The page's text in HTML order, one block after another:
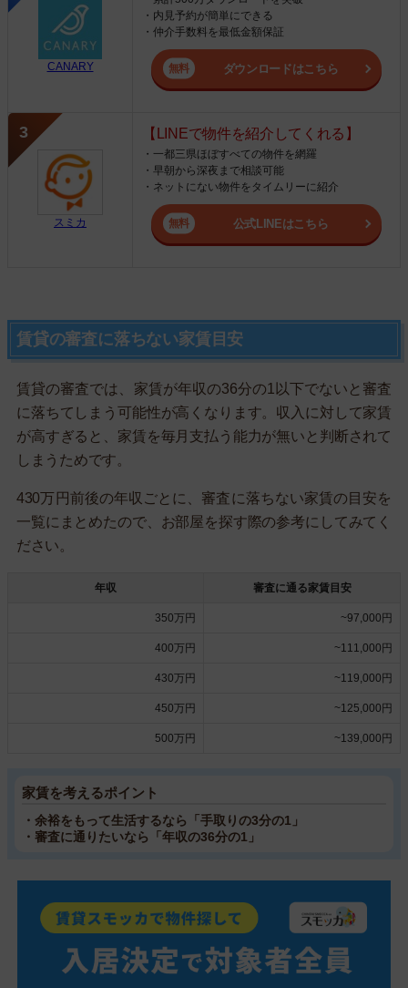
CANARY
・内見予約が簡単にできる
・仲介手数料を最低金額保証
ダウンロードはこちら
スミカ
【LINEで物件を紹介してくれる】
・一都三県ほぼすべての物件を網羅
・早朝から深夜まで相談可能
・ネットにない物件をタイムリーに紹介
公式LINEはこちら
賃貸の審査に落ちない家賃目安
賃貸の審査では、家賃が年収の36分の1以下でないと審査
に落ちてしまう可能性が高くなります。収入に対して家賃
が高すぎると、家賃を毎月支払う能力が無いと判断されて
しまうためです。
430万円前後の年収ごとに、審査に落ちない家賃の目安を
一覧にまとめたので、お部屋を探す際の参考にしてみてく
ださい。
年収 審査に通る家賃目安
350万円 ~97,000円
400万円 ~111,000円
430万円 ~119,000円
450万円 ~125,000円
500万円 ~139,000円
家賃を考えるポイント
・余裕をもって生活するなら「手取りの3分の1」
・審査に通りたいなら「年収の36分の1」